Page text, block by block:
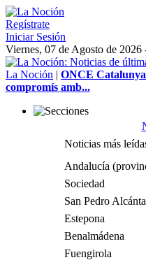
Regístrate
Iniciar Sesión
Viernes, 07 de Agosto de 2026
La Noción | ONCE Catalunya
compromís amb...
Noticias más
Andalucía
Sociedad
San Pedro
Estepona
Benalmádena
Fuengirola